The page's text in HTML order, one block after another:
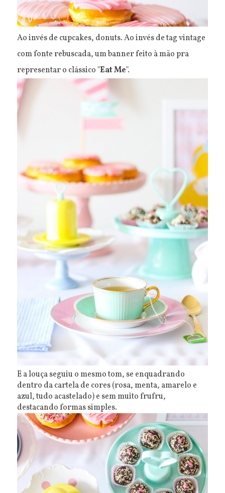
Ao invés de cupcakes, donuts. Ao invés de tag vintage
com fonte rebuscada, um banner feito à mão pra
representar o clássico "Eat Me".
E a louça seguiu o mesmo tom, se enquadrando
dentro da cartela de cores (rosa, menta, amarelo e
azul, tudo acastelado) e sem muito frufru,
destacando formas simples.